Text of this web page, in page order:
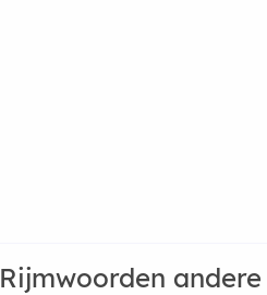
Rijmwoorden andere